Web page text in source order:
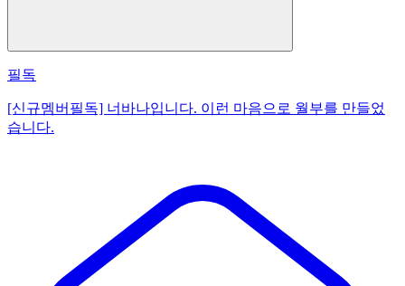
필독
[신규멤버필독] 너바나입니다. 이런 마음으로 월부를 만들었
습니다.